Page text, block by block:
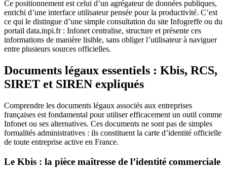
Ce positionnement est celui d’un agrégateur de données publiques,
enrichi d’une interface utilisateur pensée pour la productivité. C’est
ce qui le distingue d’une simple consultation du site Infogreffe ou du
portail data.inpi.fr : Infonet centralise, structure et présente ces
informations de manière lisible, sans obliger l’utilisateur à naviguer
entre plusieurs sources officielles.
Documents légaux essentiels : Kbis, RCS,
SIRET et SIREN expliqués
Comprendre les documents légaux associés aux entreprises
françaises est fondamental pour utiliser efficacement un outil comme
Infonet ou ses alternatives. Ces documents ne sont pas de simples
formalités administratives : ils constituent la carte d’identité officielle
de toute entreprise active en France.
Le Kbis : la pièce maîtresse de l’identité commerciale